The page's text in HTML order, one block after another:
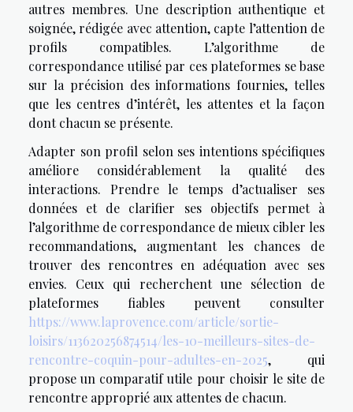
autres membres. Une description authentique et
soignée, rédigée avec attention, capte l’attention de
profils compatibles. L’algorithme de
correspondance utilisé par ces plateformes se base
sur la précision des informations fournies, telles
que les centres d’intérêt, les attentes et la façon
dont chacun se présente.
Adapter son profil selon ses intentions spécifiques
améliore considérablement la qualité des
interactions. Prendre le temps d’actualiser ses
données et de clarifier ses objectifs permet à
l’algorithme de correspondance de mieux cibler les
recommandations, augmentant les chances de
trouver des rencontres en adéquation avec ses
envies. Ceux qui recherchent une sélection de
plateformes fiables peuvent consulter
https://www.laprovence.com/article/sortie-
loisirs/113620256874514/les-10-meilleurs-sites-de-
rencontre-coquin-pour-adultes-en-2025, qui
propose un comparatif utile pour choisir le site de
rencontre approprié aux attentes de chacun.